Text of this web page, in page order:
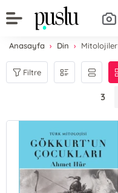
Anasayfa Din Mitolojiler
Filtre
3